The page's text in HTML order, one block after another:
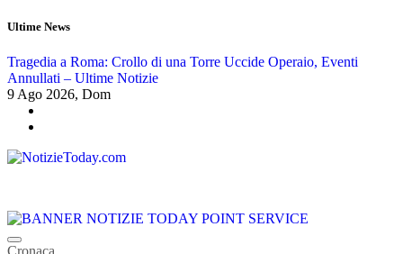
Salta
contenuto
Ultime News
Tragedia a Roma: Crollo di una Torre Uccide Operaio, Eventi
Annullati – Ultime Notizie
9 Ago 2026, Dom